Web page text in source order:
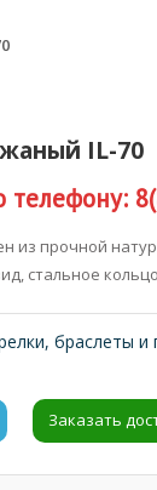
IL-70
телефону:
из прочной
стальное
браслеты и
Заказать